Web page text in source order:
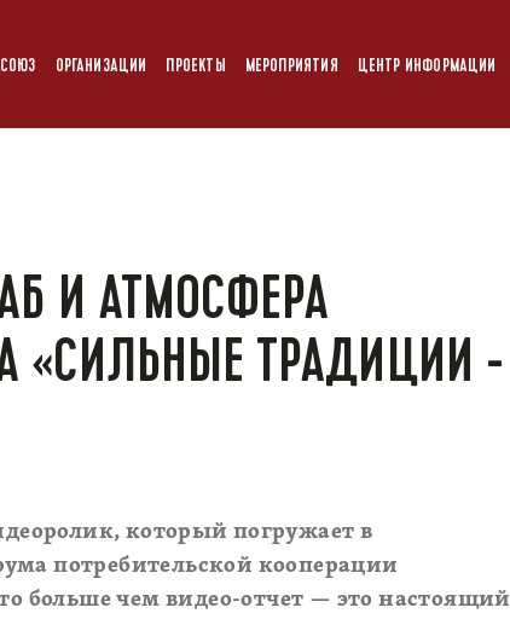
ОРГАНИЗАЦИИ ПРОЕКТЫ МЕРОПРИЯТИЯ ЦЕНТР ИНФОРМАЦИИ
И АТМОСФЕРА
«СИЛЬНЫЕ ТРАДИЦИИ -
который погружает в
потребительской кооперации
больше чем видео-отчет — это настоящий